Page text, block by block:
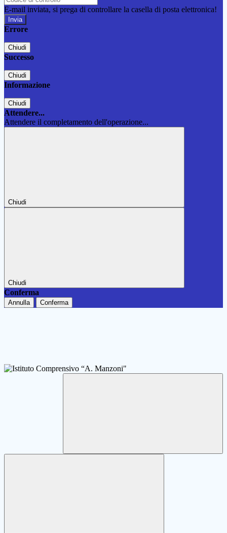
E-mail inviata, si prega di controllare la casella di posta elettronica!
Errore
Chiudi
Successo
Chiudi
Informazione
Chiudi
Attendere...
Attendere il completamento dell'operazione...
Chiudi
Chiudi
Conferma
Annulla Conferma